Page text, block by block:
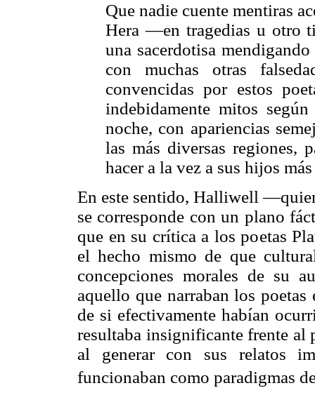
Que nadie cuente mentiras
Hera —en tragedias u otro
una sacerdotisa
con muchas otras
convencidas por estos
indebidamente mitos
noche, con apariencias
las más diversas regiones,
hacer a la vez a sus hijos
En este sentido, Halliwell
se corresponde con un plano
que en su crítica a los poetas
el hecho mismo de que
concepciones morales de su
aquello que narraban los
de si efectivamente habían
resultaba insignificante frente al
al generar con sus relatos
funcionaban como paradigmas